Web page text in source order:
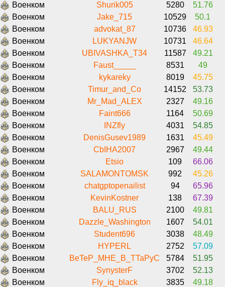
Военком
Shurik005 5280
51.76
Военком
Jake_715 10529
50.1
Военком
advokat_87 10736
46.93
Военком
LUKYANJW 10731
46.64
Военком
UBIVASHKA_T34 11587
49.21
Военком
Faust_____ 8531
49
Военком
kykareky 8019
45.75
Военком
Timur_and_Co 14152
53.73
Военком
Mr_Mad_ALEX 2327
49.16
Военком
Faint666 1164
50.69
Военком
INZfly 4031
54.85
Военком
DenisGusev1989 1631
45.49
Военком
CbIHA2007 2967
49.44
Военком
Etsio 109
66.06
Военком
SALAMONTOMSK 992
45.26
Военком
chatgptopenailist 94
65.96
Военком
KevinKostner 138
67.39
Военком
BALU_RUS 2100
49.81
Военком
Dazzle_Washington 1607
54.01
Военком
Student696 3038
48.49
Военком
HYPERL 2752
57.09
Военком
BeTeP_MHE_B_TTaPyC 5784
51.95
Военком
SynysterF 3702
52.13
Военком
Fly_iq_black 3835
49.18